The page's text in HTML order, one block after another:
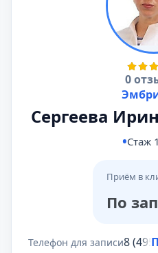
0
Сергеева
Стаж
Приём в
По
Телефон для записи8